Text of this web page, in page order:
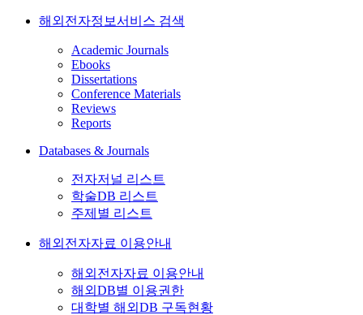
해외전자정보서비스 검색
Academic Journals
Ebooks
Dissertations
Conference Materials
Reviews
Reports
Databases & Journals
전자저널 리스트
학술DB 리스트
주제별 리스트
해외전자자료 이용안내
해외전자자료 이용안내
해외DB별 이용권한
대학별 해외DB 구독현황